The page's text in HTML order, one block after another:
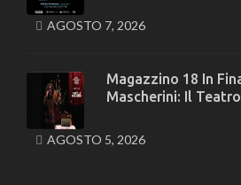
AGOSTO 7, 2026
Magazzino 18 In
Mascherini: Il
AGOSTO 5, 2026